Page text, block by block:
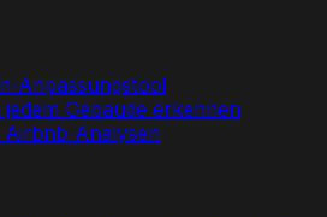
Anpassungstool
Gebäude erkennen
Analysen